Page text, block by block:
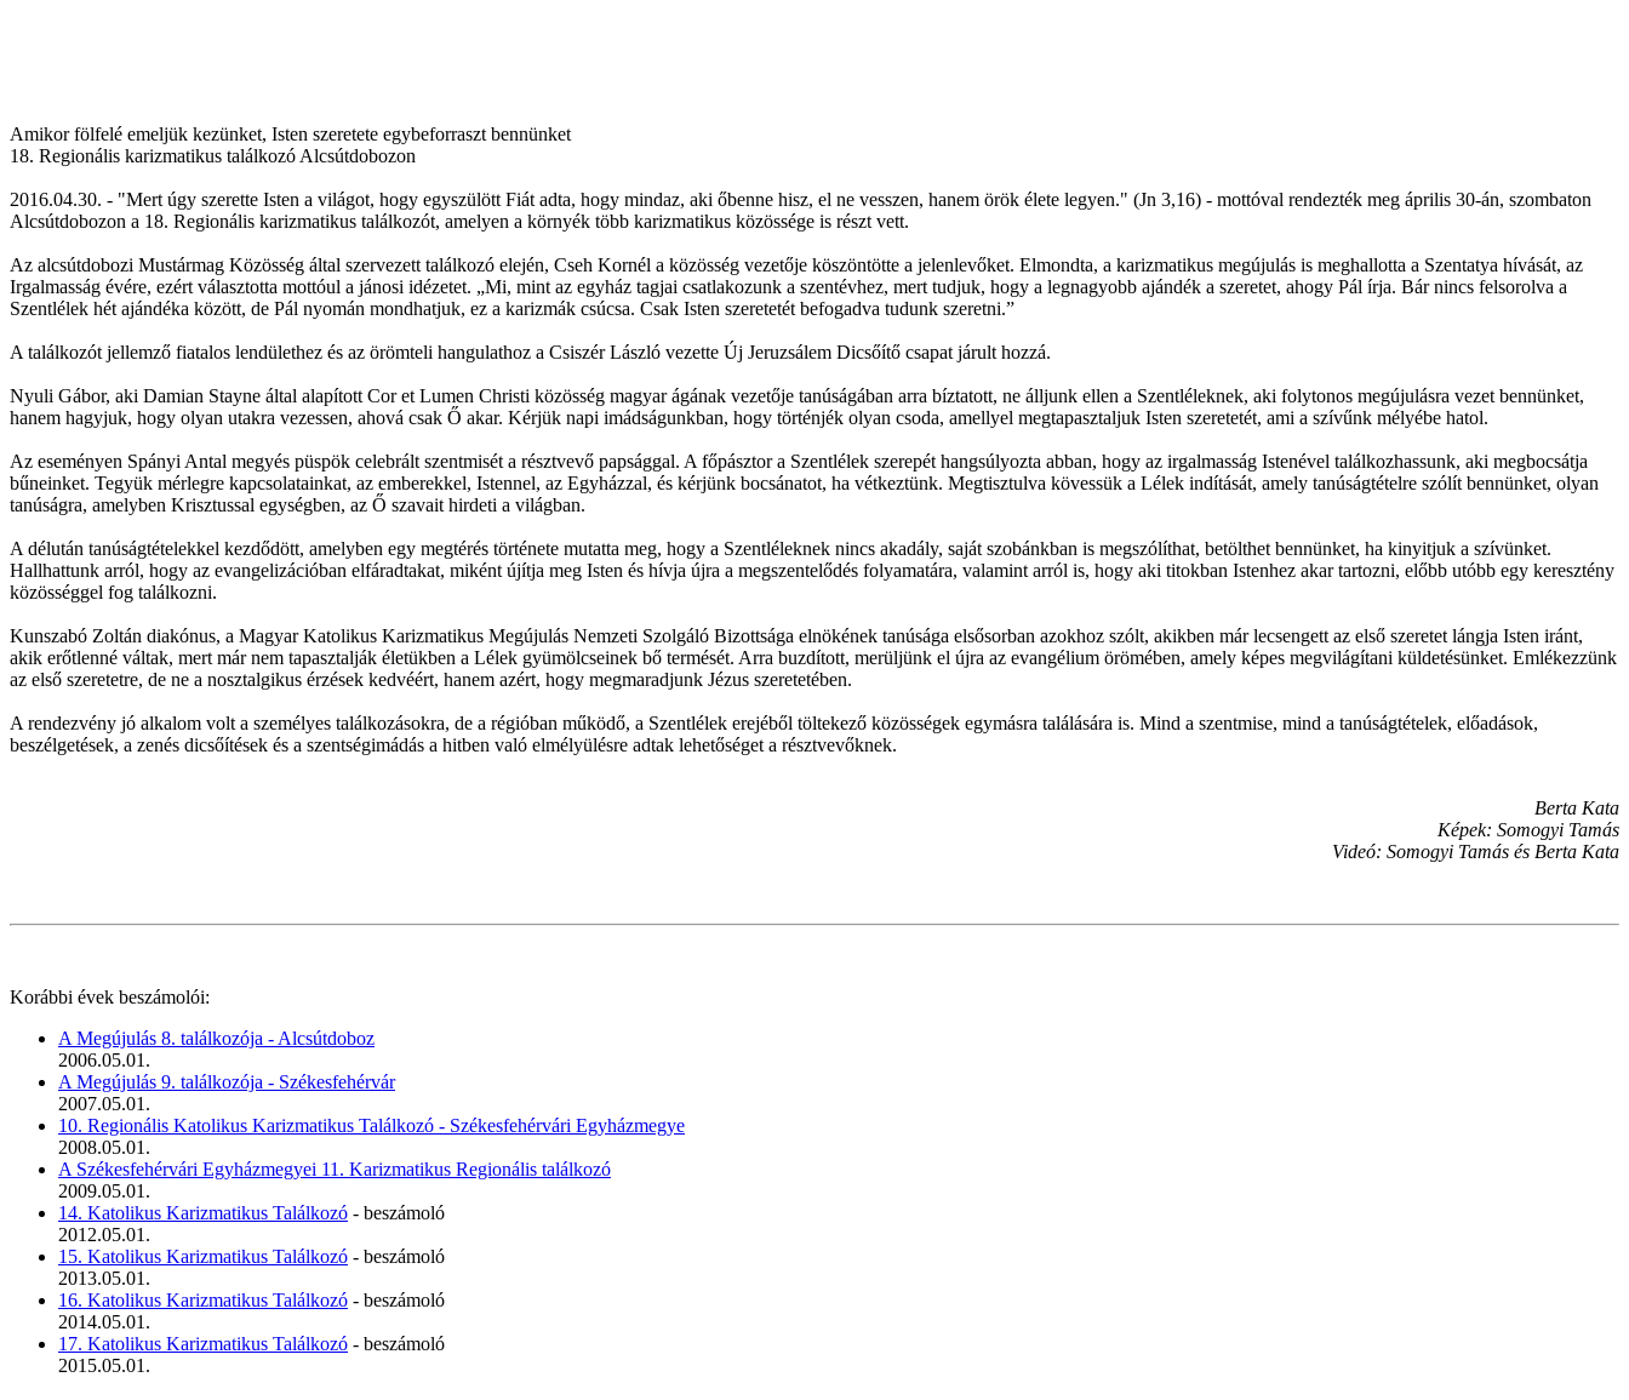
Amikor fölfelé emeljük kezünket, Isten szeretete egybeforraszt bennünket
18. Regionális karizmatikus találkozó Alcsútdobozon
2016.04.30. - "Mert úgy szerette Isten a világot, hogy egyszülött Fiát adta, hogy mindaz, aki őbenne hisz, el ne vesszen, hanem örök élete legyen." (Jn 3,16) - mottóval rendezték meg április 30-án, szombaton
Alcsútdobozon a 18. Regionális karizmatikus találkozót, amelyen a környék több karizmatikus közössége is részt vett.
Az alcsútdobozi Mustármag Közösség által szervezett találkozó elején, Cseh Kornél a közösség vezetője köszöntötte a jelenlevőket. Elmondta, a karizmatikus megújulás is meghallotta a Szentatya hívását, az
Irgalmasság évére, ezért választotta mottóul a jánosi idézetet. „Mi, mint az egyház tagjai csatlakozunk a szentévhez, mert tudjuk, hogy a legnagyobb ajándék a szeretet, ahogy Pál írja. Bár nincs felsorolva a
Szentlélek hét ajándéka között, de Pál nyomán mondhatjuk, ez a karizmák csúcsa. Csak Isten szeretetét befogadva tudunk szeretni.”
A találkozót jellemző fiatalos lendülethez és az örömteli hangulathoz a Csiszér László vezette Új Jeruzsálem Dicsőítő csapat járult hozzá.
Nyuli Gábor, aki Damian Stayne által alapított Cor et Lumen Christi közösség magyar ágának vezetője tanúságában arra bíztatott, ne álljunk ellen a Szentléleknek, aki folytonos megújulásra vezet bennünket,
hanem hagyjuk, hogy olyan utakra vezessen, ahová csak Ő akar. Kérjük napi imádságunkban, hogy történjék olyan csoda, amellyel megtapasztaljuk Isten szeretetét, ami a szívűnk mélyébe hatol.
Az eseményen Spányi Antal megyés püspök celebrált szentmisét a résztvevő papsággal. A főpásztor a Szentlélek szerepét hangsúlyozta abban, hogy az irgalmasság Istenével találkozhassunk, aki megbocsátja
bűneinket. Tegyük mérlegre kapcsolatainkat, az emberekkel, Istennel, az Egyházzal, és kérjünk bocsánatot, ha vétkeztünk. Megtisztulva kövessük a Lélek indítását, amely tanúságtételre szólít bennünket, olyan
tanúságra, amelyben Krisztussal egységben, az Ő szavait hirdeti a világban.
A délután tanúságtételekkel kezdődött, amelyben egy megtérés története mutatta meg, hogy a Szentléleknek nincs akadály, saját szobánkban is megszólíthat, betölthet bennünket, ha kinyitjuk a szívünket.
Hallhattunk arról, hogy az evangelizációban elfáradtakat, miként újítja meg Isten és hívja újra a megszentelődés folyamatára, valamint arról is, hogy aki titokban Istenhez akar tartozni, előbb utóbb egy keresztény
közösséggel fog találkozni.
Kunszabó Zoltán diakónus, a Magyar Katolikus Karizmatikus Megújulás Nemzeti Szolgáló Bizottsága elnökének tanúsága elsősorban azokhoz szólt, akikben már lecsengett az első szeretet lángja Isten iránt,
akik erőtlenné váltak, mert már nem tapasztalják életükben a Lélek gyümölcseinek bő termését. Arra buzdított, merüljünk el újra az evangélium örömében, amely képes megvilágítani küldetésünket. Emlékezzünk
az első szeretetre, de ne a nosztalgikus érzések kedvéért, hanem azért, hogy megmaradjunk Jézus szeretetében.
A rendezvény jó alkalom volt a személyes találkozásokra, de a régióban működő, a Szentlélek erejéből töltekező közösségek egymásra találására is. Mind a szentmise, mind a tanúságtételek, előadások,
beszélgetések, a zenés dicsőítések és a szentségimádás a hitben való elmélyülésre adtak lehetőséget a résztvevőknek.
Berta Kata
Képek: Somogyi Tamás
Videó: Somogyi Tamás és Berta Kata
Korábbi évek beszámolói:
A Megújulás 8. találkozója - Alcsútdoboz
2006.05.01.
A Megújulás 9. találkozója - Székesfehérvár
2007.05.01.
10. Regionális Katolikus Karizmatikus Találkozó - Székesfehérvári Egyházmegye
2008.05.01.
A Székesfehérvári Egyházmegyei 11. Karizmatikus Regionális találkozó
2009.05.01.
14. Katolikus Karizmatikus Találkozó - beszámoló
2012.05.01.
15. Katolikus Karizmatikus Találkozó - beszámoló
2013.05.01.
16. Katolikus Karizmatikus Találkozó - beszámoló
2014.05.01.
17. Katolikus Karizmatikus Találkozó - beszámoló
2015.05.01.